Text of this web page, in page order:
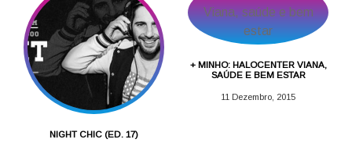
NIGHT CHIC (ED. 17)
+ MINHO: HALOCENTER VIANA,
SAÚDE E BEM ESTAR
11 Dezembro, 2015